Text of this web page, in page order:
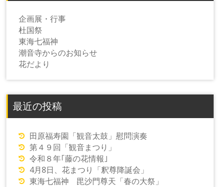
企画展・行事
杜国祭
東海七福神
潮音寺からのお知らせ
花だより
最近の投稿
田原福寿園「観音太鼓」慰問演奏
第４９回「観音まつり」
令和８年｢藤の花情報｣
4月8日、花まつり「釈尊降誕会」
東海七福神 毘沙門尊天「春の大祭」